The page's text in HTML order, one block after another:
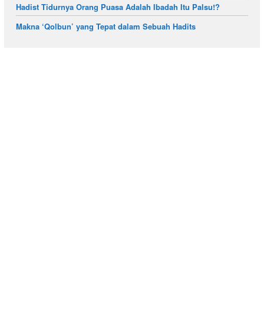
Hadist Tidurnya Orang Puasa Adalah Ibadah Itu Palsu!?
Makna ‘Qolbun’ yang Tepat dalam Sebuah Hadits